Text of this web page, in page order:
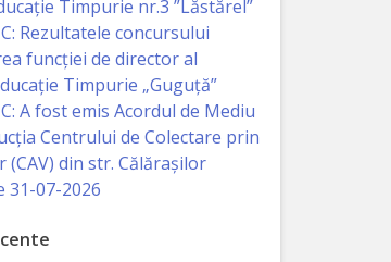
Timpurie nr.3 ”Lăstărel”
Rezultatele concursului
funcției de director al
Timpurie „Guguță”
A fost emis Acordul de Mediu
Centrului de Colectare prin
din str. Călărașilor
31-07-2026